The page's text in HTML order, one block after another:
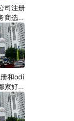
司注册
商选择
和中乌
地硬保
境合规
和odi
家好？